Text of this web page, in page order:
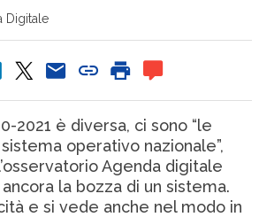
Digitale
2021 è diversa, ci sono “le
operativo nazionale”,
Agenda digitale
la bozza di un sistema.
e si vede anche nel modo in